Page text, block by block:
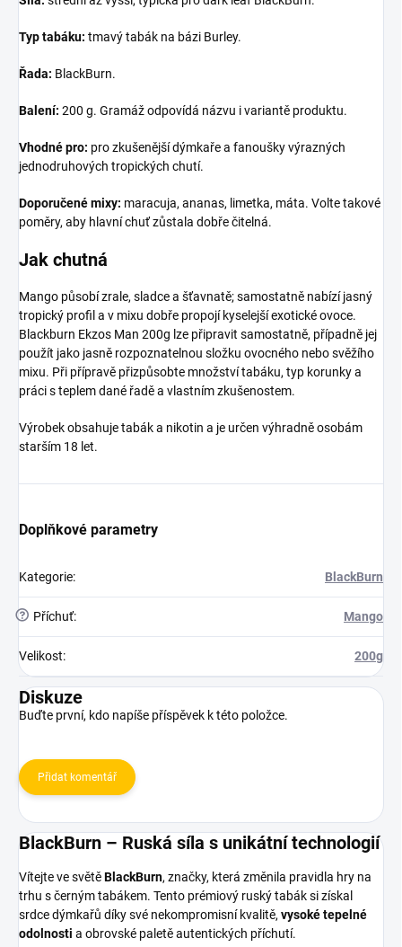
Typ tabáku: tmavý tabák na bázi Burley.
Řada: BlackBurn.
Balení: 200 g. Gramáž odpovídá názvu i variantě produktu.
Vhodné pro: pro zkušenější dýmkaře a fanoušky výrazných
jednodruhových tropických chutí.
Doporučené mixy: maracuja, ananas, limetka, máta. Volte takové
poměry, aby hlavní chuť zůstala dobře čitelná.
Jak chutná
Mango působí zrale, sladce a šťavnatě; samostatně nabízí jasný
tropický profil a v mixu dobře propojí kyselejší exotické ovoce.
Blackburn Ekzos Man 200g lze připravit samostatně, případně jej
použít jako jasně rozpoznatelnou složku ovocného nebo svěžího
mixu. Při přípravě přizpůsobte množství tabáku, typ korunky a
práci s teplem dané řadě a vlastním zkušenostem.
Výrobek obsahuje tabák a nikotin a je určen výhradně osobám
starším 18 let.
Doplňkové parametry
Kategorie: BlackBurn
? Příchuť: Mango
Velikost: 200g
Diskuze
Buďte první, kdo napíše příspěvek k této položce.
Přidat komentář
BlackBurn – Ruská síla s unikátní technologií
Vítejte ve světěBlackBurn, značky, která změnila pravidla hry na
trhu s černým tabákem. Tento prémiový ruský tabák si získal
srdce dýmkařů díky své nekompromisní kvalitě, vysoké tepelné
odolnosti a obrovské paletě autentických příchutí.